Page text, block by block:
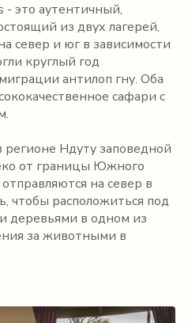
- это аутентичный,
из двух лагерей,
север и юг в зависимости
круглый год
антилоп гну. Оба
сафари с
регионе Ндуту заповедной
от границы Южного
на север в
чтобы расположиться под
деревьями в одном из
за животными в